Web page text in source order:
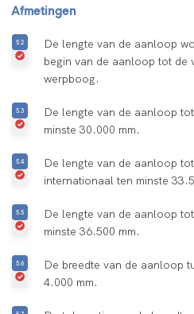
Afmetingen
De lengte van de aanloop
begin van de aanloop tot de
werpboog.
De lengte van de aanloop
minste 30.000 mm.
De lengte van de aanloop
internationaal ten minste
De lengte van de aanloop
minste 36.500 mm.
De breedte van de aanloop
4.000 mm.